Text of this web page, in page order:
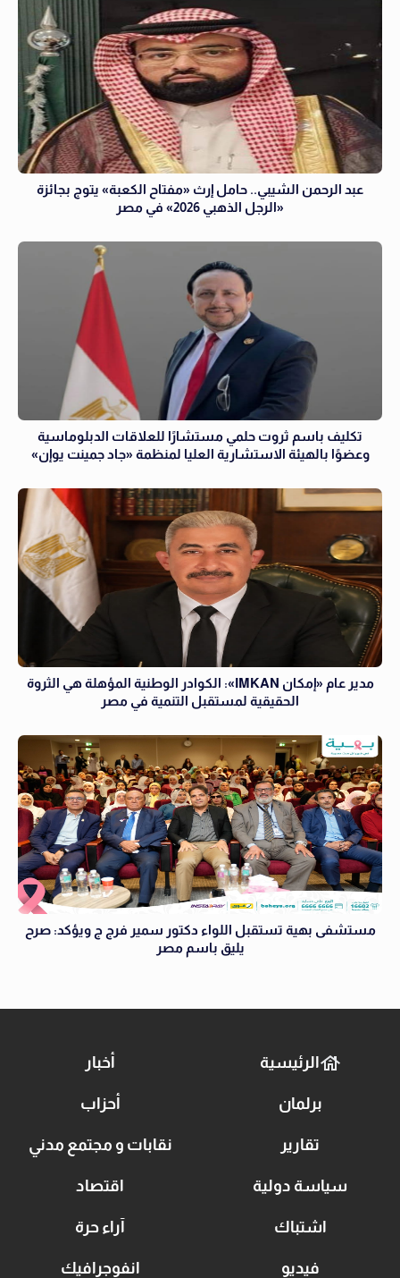
عبد الرحمن الشيبي.. حامل إرث «مفتاح الكعبة» يتوج بجائزة
«الرجل الذهبي 2026» في مصر
تكليف باسم ثروت حلمي مستشارًا للعلاقات الدبلوماسية
وعضوًا بالهيئة الاستشارية العليا لمنظمة «جاد جمينت يوإن»
مدير عام «إمكان IMKAN»: الكوادر الوطنية المؤهلة هي الثروة
الحقيقية لمستقبل التنمية في مصر
مستشفى بهية تستقبل اللواء دكتور سمير فرج ج ويؤكد: صرح
يليق باسم مصر
الرئيسية أخبار
برلمان أحزاب
تقارير نقابات و مجتمع مدني
سياسة دولية اقتصاد
اشتباك آراء حرة
فيديو انفوجرافيك